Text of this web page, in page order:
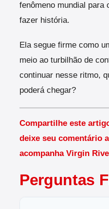
fenômeno mundial para
fazer história.
Ela segue firme como
meio ao turbilhão de
continuar nesse ritmo,
poderá chegar?
Compartilhe este
deixe seu comentário
acompanha Virgin
Perguntas